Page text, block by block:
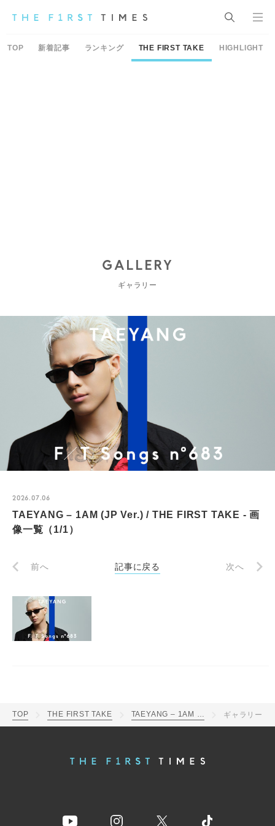
TOP 新着記事 ランキング THE FIRST TAKE HIGHLIGHT
GALLERY
ギャラリー
2026.07.06
TAEYANG – 1AM (JP Ver.) / THE FIRST TAKE - 画
像一覧（1/1）
前へ 記事に戻る 次へ
TOP THE FIRST TAKE TAEYANG – 1AM (JP Ver.) / THE FIRST TAKE ギャラリー